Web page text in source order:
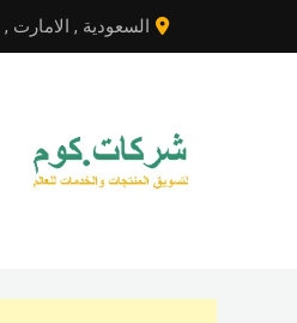
إلى
السعودية , الامارت ,